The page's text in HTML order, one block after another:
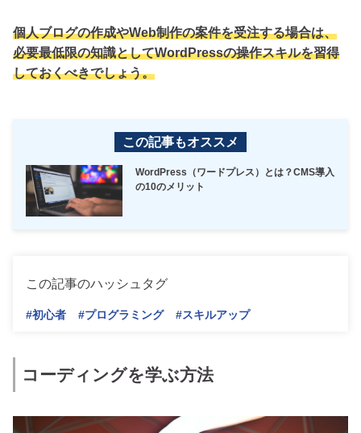
個人ブログの作成やWeb制作の案件を受注する場合は、
必要最低限の知識としてWordPressの操作スキルを習得
しておくべきでしょう。
この記事もオススメ
WordPress（ワードプレス）とは？CMS導入
の10のメリット
この記事のハッシュタグ
#初心者 #プログラミング #スキルアップ
コーディングを学ぶ方法